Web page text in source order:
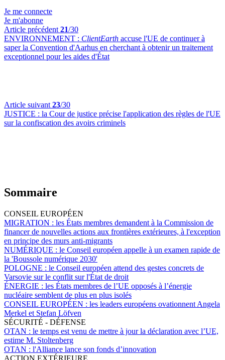
Je me connecte
Je m'abonne
Article précédent 21/30
ENVIRONNEMENT : ClientEarth accuse l'UE de continuer à
saper la Convention d'Aarhus en cherchant à obtenir un traitement
exceptionnel pour les aides d'État
Article suivant 23/30
JUSTICE : la Cour de justice précise l'application des règles de l'UE
sur la confiscation des avoirs criminels
Sommaire
CONSEIL EUROPÉEN
MIGRATION : les États membres demandent à la Commission de
financer de nouvelles actions aux frontières extérieures, à l'exception
en principe des murs anti-migrants
NUMÉRIQUE : le Conseil européen appelle à un examen rapide de
la 'Boussole numérique 2030'
POLOGNE : le Conseil européen attend des gestes concrets de
Varsovie sur le conflit sur l'État de droit
ÉNERGIE : les États membres de l’UE opposés à l’énergie
nucléaire semblent de plus en plus isolés
CONSEIL EUROPÉEN : les leaders européens ovationnent Angela
Merkel et Stefan Löfven
SÉCURITÉ - DÉFENSE
OTAN : le temps est venu de mettre à jour la déclaration avec l’UE,
estime M. Stoltenberg
OTAN : l'Alliance lance son fonds d’innovation
ACTION EXTÉRIEURE